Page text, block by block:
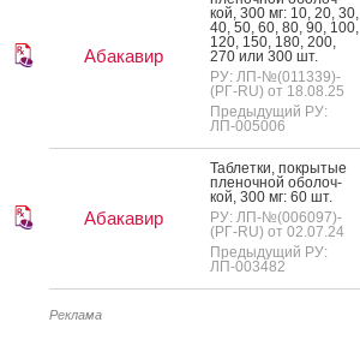
Абакавир
кой, 300 мг: 10, 20, 30,
40, 50, 60, 80, 90, 100,
120, 150, 180, 200,
270 или 300 шт.
РУ: ЛП-№(011339)-
(РГ-RU) от 18.08.25
Предыдущий РУ:
ЛП-005006
Абакавир
Таб­летки, пок­ры­тые
пле­ноч­ной обо­лоч­
кой, 300 мг: 60 шт.
РУ: ЛП-№(006097)-
(РГ-RU) от 02.07.24
Предыдущий РУ:
ЛП-003482
Реклама